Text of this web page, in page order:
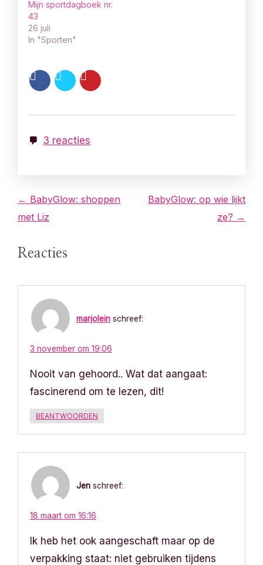
Mijn sportdagboek nr.
43
26 juli
In "Sporten"
3 reacties
B
e
r
v
i
← BabyGlow: shoppen
met Liz
BabyGlow: op wie lijkt
ze? →
Reacties
marjolein schreef:
3 november om 19:06
Nooit van gehoord.. Wat dat aangaat:
fascinerend om te lezen, dit!
BEANTWOORDEN
Jen schreef:
18 maart om 16:16
Ik heb het ook aangeschaft maar op de
verpakking staat: niet gebruiken tijdens